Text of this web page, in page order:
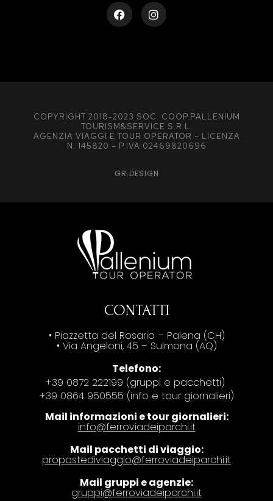
COPYRIGHT 2018-2023 SOC. COOP.PALLENIUM
TOURISM&SERVICE S.R.L.
AGENZIA VIAGGI E TOUR OPERATOR – LICENZA
N. 145820 – P.IVA:02469820696
GR.DESIGN
CONTATTI
• Piazzetta del Rosario – Palena (CH)
• Via Angeloni, 45 – Sulmona (AQ)
Telefono:
+39 0872 222199 (gruppi e pacchetti)
+39 0864 950555 (info e tour giornalieri)
Mail informazioni e tour giornalieri:
info@ferroviadeiparchi.it
Mail pacchetti di viaggio:
propostediviaggio@ferroviadeiparchi.it
Mail gruppi e agenzie:
gruppi@ferroviadeiparchi.it